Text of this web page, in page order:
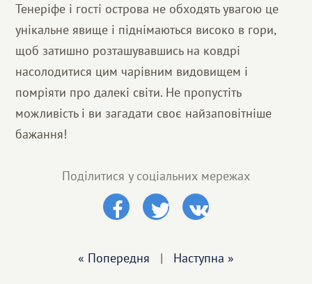
Тенеріфе і гості острова не обходять увагою це
унікальне явище і піднімаються високо в гори,
щоб затишно розташувавшись на ковдрі
насолодитися цим чарівним видовищем і
помріяти про далекі світи. Не пропустіть
можливість і ви загадати своє найзаповітніше
бажання!
Поділитися у соціальних мережах
« Попередня | Наступна »